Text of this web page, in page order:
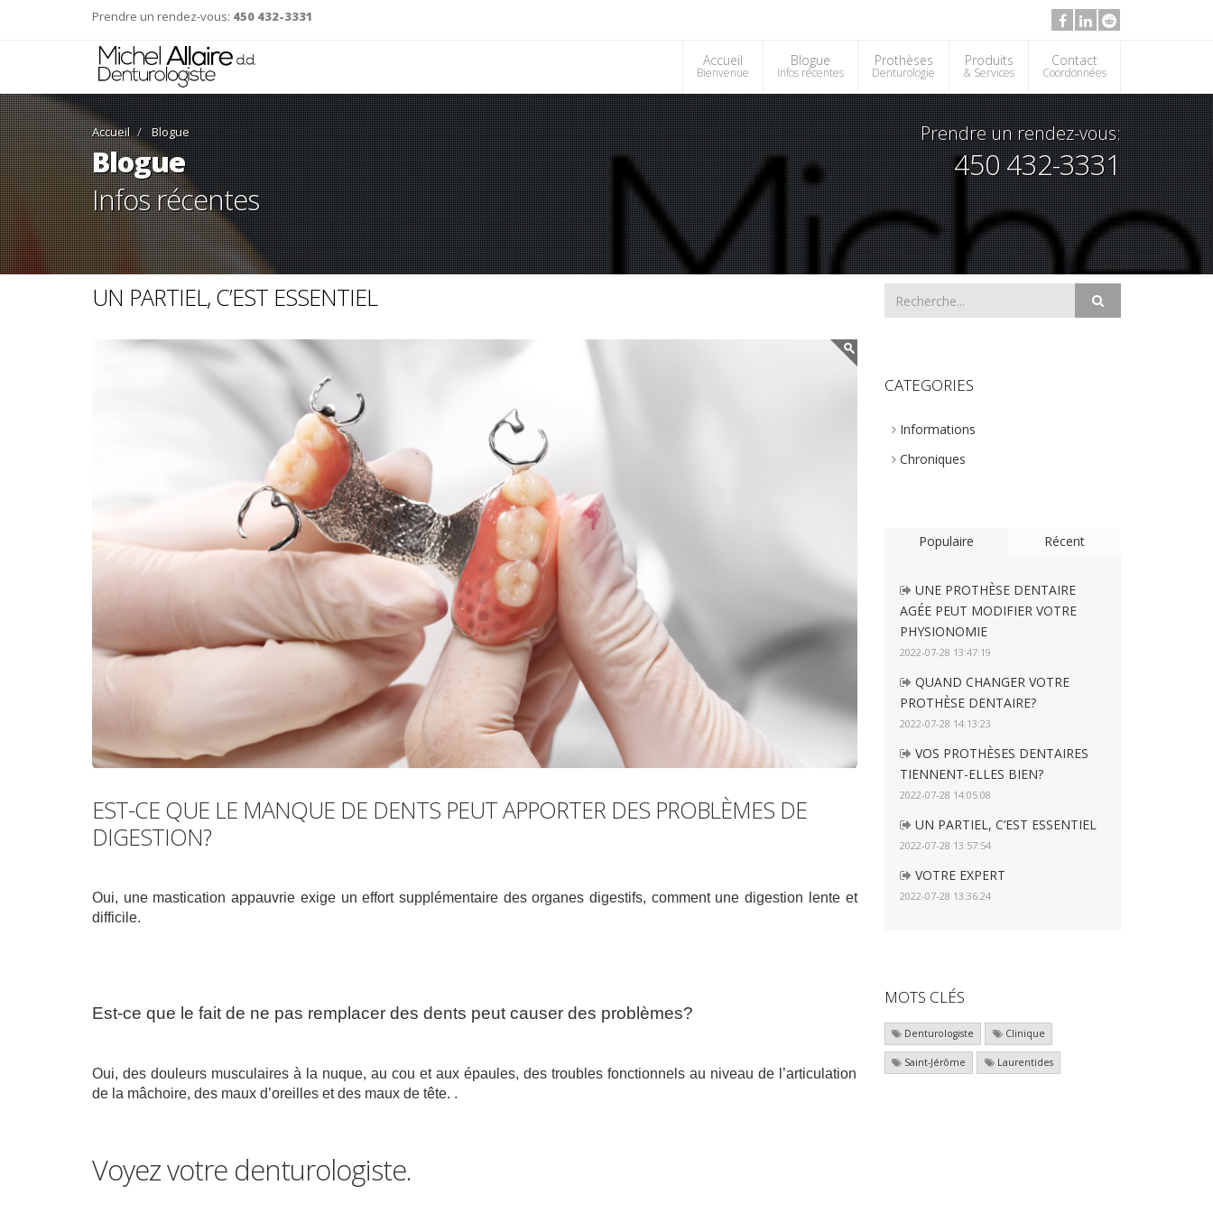
Prendre un rendez-vous: 450 432-3331
Accueil
Bienvenue
Blogue
Infos récentes
Prothèses
Denturologie
Produits
& Services
Contact
Coordonnées
Accueil Blogue
Blogue
Infos récentes
Prendre un rendez-vous:
450 432-3331
UN PARTIEL, C’EST ESSENTIEL
EST-CE QUE LE MANQUE DE DENTS PEUT APPORTER DES PROBLÈMES DE
DIGESTION?
Oui, une mastication appauvrie exige un effort supplémentaire des organes digestifs, comment une digestion lente et
difficile.
Est-ce que le fait de ne pas remplacer des dents peut causer des problèmes?
Oui, des douleurs musculaires à la nuque, au cou et aux épaules, des troubles fonctionnels au niveau de l’articulation
de la mâchoire, des maux d’oreilles et des maux de tête. .
Voyez votre denturologiste.
CATEGORIES
Informations
Chroniques
Populaire Récent
UNE PROTHÈSE DENTAIRE
AGÉE PEUT MODIFIER VOTRE
PHYSIONOMIE
2022-07-28 13:47:19
QUAND CHANGER VOTRE
PROTHÈSE DENTAIRE?
2022-07-28 14:13:23
VOS PROTHÈSES DENTAIRES
TIENNENT-ELLES BIEN?
2022-07-28 14:05:08
UN PARTIEL, C’EST ESSENTIEL
2022-07-28 13:57:54
VOTRE EXPERT
2022-07-28 13:36:24
MOTS CLÉS
Denturologiste Clinique
Saint-Jérôme Laurentides